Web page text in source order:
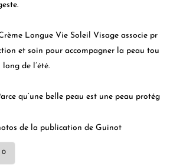
Longue Vie Soleil Visage associe pr
et soin pour accompagner la peau tou
de l’été.
qu’une belle peau est une peau protég
de la publication de Guinot
0